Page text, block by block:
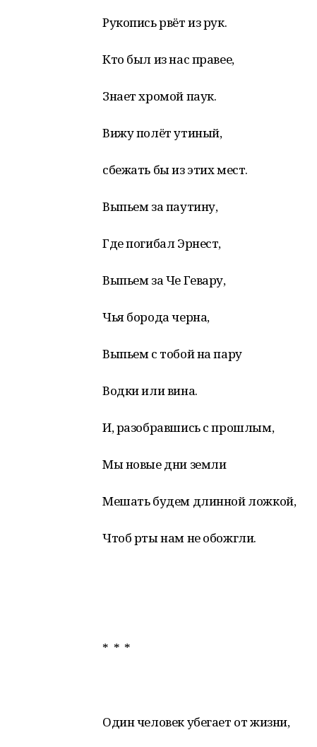
Рукопись рвёт из рук.
Кто был из нас правее,
Знает хромой паук.
Вижу полёт утиный,
сбежать бы из этих мест.
Выпьем за паутину,
Где погибал Эрнест,
Выпьем за Че Гевару,
Чья борода черна,
Выпьем с тобой на пару
Водки или вина.
И, разобравшись с прошлым,
Мы новые дни земли
Мешать будем длинной ложкой,
Чтоб рты нам не обожгли.
* * *
Один человек убегает от жизни,